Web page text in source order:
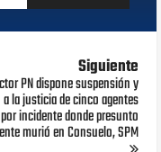
Siguiente
PN dispone suspensión y
la justicia de cinco agentes
por incidente donde presunto
murió en Consuelo, SPM